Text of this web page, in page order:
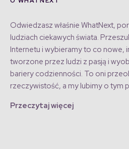
Odwiedzasz właśnie WhatNext,
ludziach ciekawych świata.
Internetu i wybieramy to co nowe,
tworzone przez ludzi z pasją i
bariery codzienności. To oni
rzeczywistość, a my lubimy o tym
Przeczytaj więcej